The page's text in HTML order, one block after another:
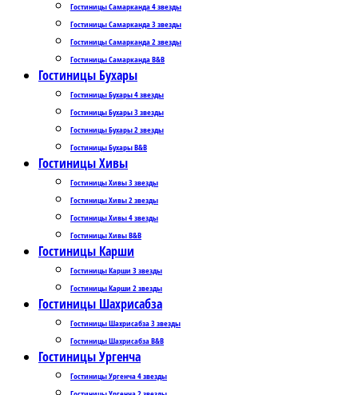
Гостиницы Самарканда 4 звезды
Гостиницы Самарканда 3 звезды
Гостиницы Самарканда 2 звезды
Гостиницы Самарканда B&B
Гостиницы Бухары
Гостиницы Бухары 4 звезды
Гостиницы Бухары 3 звезды
Гостиницы Бухары 2 звезды
Гостиницы Бухары B&B
Гостиницы Хивы
Гостиницы Хивы 3 звезды
Гостиницы Хивы 2 звезды
Гостиницы Хивы 4 звезды
Гостиницы Хивы B&B
Гостиницы Карши
Гостиницы Карши 3 звезды
Гостиницы Карши 2 звезды
Гостиницы Шахрисабза
Гостиницы Шахрисабза 3 звезды
Гостиницы Шахрисабза B&B
Гостиницы Ургенча
Гостиницы Ургенча 4 звезды